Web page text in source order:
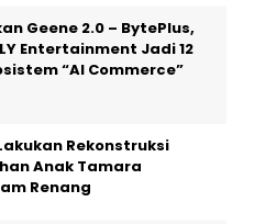
Geene 2.0 – BytePlus,
Entertainment Jadi 12
“AI Commerce”
Rekonstruksi
Anak Tamara
Renang